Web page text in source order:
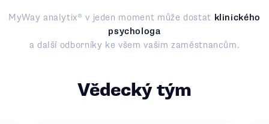
MyWay analytix® v jeden moment může dostat klinického
psychologa
a další odborníky ke všem vašim zaměstnancům.
Vědecký tým